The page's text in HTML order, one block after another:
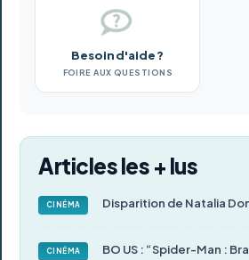
Besoin d'aide ?
FOIRE AUX QUESTIONS
Articles les + lus
CINÉMA Disparition de Natalia
CINÉMA
BO US : “Spider-Man :